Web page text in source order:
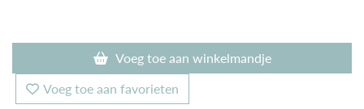
Voeg toe aan winkelmandje
Voeg toe aan favorieten